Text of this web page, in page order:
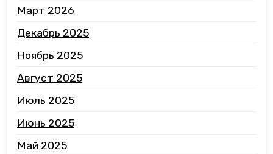
Март 2026
Декабрь 2025
Ноябрь 2025
Август 2025
Июль 2025
Июнь 2025
Май 2025